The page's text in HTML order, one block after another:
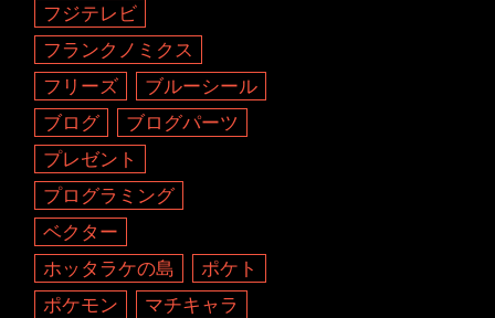
フジテレビ
フランクノミクス
フリーズ
ブルーシール
ブログ
ブログパーツ
プレゼント
プログラミング
ベクター
ホッタラケの島
ポケト
ポケモン
マチキャラ